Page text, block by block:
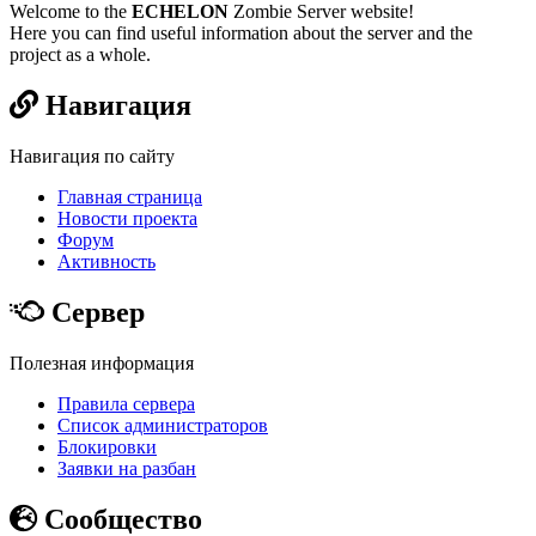
Welcome to the ECHELON Zombie Server website!
Here you can find useful information about the server and the
project as a whole.
Навигация
Навигация по сайту
Главная страница
Новости проекта
Форум
Активность
Сервер
Полезная информация
Правила сервера
Список администраторов
Блокировки
Заявки на разбан
Сообщество